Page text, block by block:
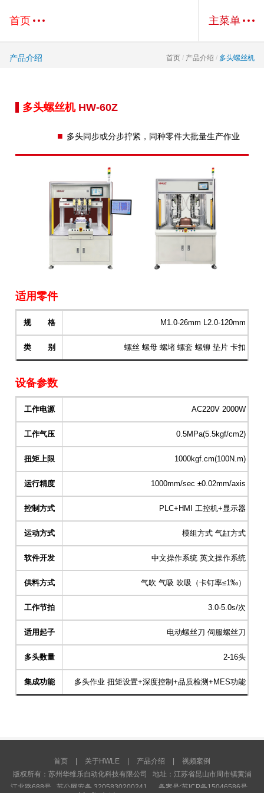
首页 主菜单
产品介绍 首页 / 产品介绍 / 多头螺丝机
多头螺丝机 HW-60Z
■ 多头同步或分步拧紧，同种零件大批量生产作业
适用零件
规 格 M1.0-26mm L2.0-120mm
类 别 螺丝 螺母 螺堵 螺套 螺铆 垫片 卡扣
设备参数
工作电源 AC220V 2000W
工作气压 0.5MPa(5.5kgf/cm2)
扭矩上限 1000kgf.cm(100N.m)
运行精度 1000mm/sec ±0.02mm/axis
控制方式 PLC+HMI 工控机+显示器
运动方式 模组方式 气缸方式
软件开发 中文操作系统 英文操作系统
供料方式 气吹 气吸 吹吸（卡钉率≤1‰）
工作节拍 3.0-5.0s/次
适用起子 电动螺丝刀 伺服螺丝刀
多头数量 2-16头
集成功能 多头作业 扭矩设置+深度控制+品质检测+MES功能
首页 | 关于HWLE | 产品介绍 |
视频案例
版权所有：苏州华维乐自动化科技有限公司 地址：江苏省昆山市周市镇黄浦
江北路688号 苏公网安备 3205830200241
备案号:苏ICP备15046586号